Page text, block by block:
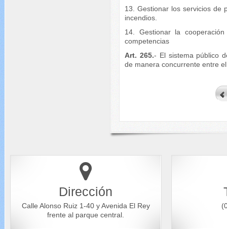
13. Gestionar los servicios de
incendios.
14. Gestionar la
competencias
Art. 265.- El sistema público
de manera concurrente entre
Dirección
Calle Alonso Ruiz 1-40 y Avenida El Rey
frente al parque central.